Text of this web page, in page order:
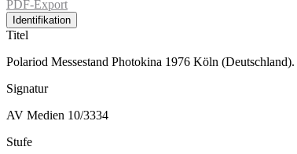
PDF-Export
Identifikation
Titel
Polariod Messestand Photokina 1976 Köln
Signatur
AV Medien 10/3334
Stufe